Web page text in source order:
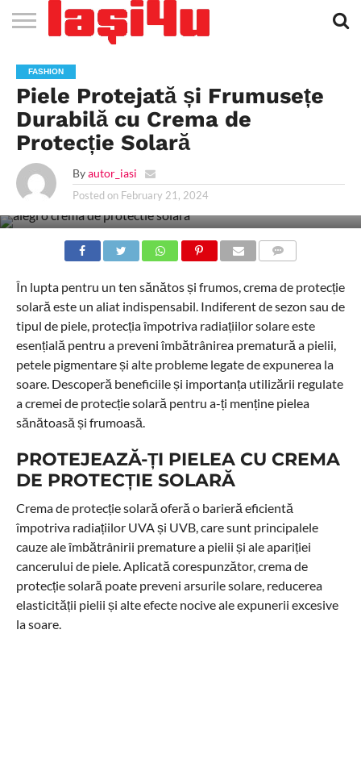
STIRI
APARTAMENTE
NOI IASI
STIRI
IASI
JOBS
IN
IASI
FILME
LA
CINEMA
CLUBURI /
DISCOTECI
BARURI /
CAFENELE
SALI DE
FORTA
SI
FITNESS
SALOANE DE
INFRUMUSETARE
AGENTII
DE
TURISM
IASI
RESTAURANTE
IN IASI
PIZZA
IN
IASI
PISCINA
IN IASI
FLORARII
RADIO
LIVE
IN IASI
SPALATORII
AUTO
TRACTARI
AUTO
TAXI
IN
IASI
CINEMA
TEATRU
HOTELURI
/
PENSIUNI
TEREN
SPORTIV
TEREN
TENIS
IASI
FARMACII
NON
STOP
COFFEE-
TO-GO
FIRME DE
PUBLICITATE
RENT
A
CAR
FASHION
Piele Protejată și Frumusețe
Durabilă cu Crema de
Protecție Solară
By autor_iasi
Posted on February 21, 2024
În lupta pentru un ten sănătos și frumos, crema de protecție
solară este un aliat indispensabil. Indiferent de sezon sau de
tipul de piele, protecția împotriva radiațiilor solare este
esențială pentru a preveni îmbătrânirea prematură a pielii,
petele pigmentare și alte probleme legate de expunerea la
soare. Descoperă beneficiile și importanța utilizării regulate
a cremei de protecție solară pentru a-ți menține pielea
sănătoasă și frumoasă.
PROTEJEAZĂ-ȚI PIELEA CU CREMA
DE PROTECȚIE SOLARĂ
Crema de protecție solară oferă o barieră eficientă
împotriva radiațiilor UVA și UVB, care sunt principalele
cauze ale îmbătrânirii premature a pielii și ale apariției
cancerului de piele. Aplicată corespunzător, crema de
protecție solară poate preveni arsurile solare, reducerea
elasticității pielii și alte efecte nocive ale expunerii excesive
la soare.